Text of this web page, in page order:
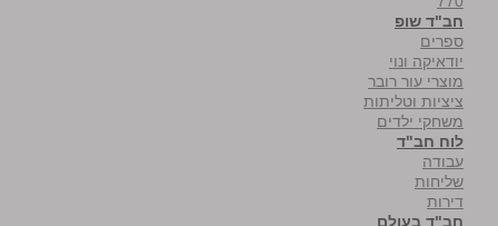
חב"ד שופ
ספרים
יודאיקה ונוי
מוצרי עור רובר
ציציות וטליתות
משחקי ילדים
לוח חב"ד
עבודה
שליחות
דירות
חב"ד בעולם